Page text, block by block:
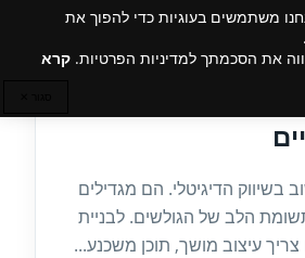
משתמשים בעוגיות כדי להפוך את
את הסכמתך למדיניות הפרטיות. קרא
בשיווק הדיגיטלי. הם מגדילים
הלב של הגולשים. לבניית
עיצוב מושך, תוכן משכנע...